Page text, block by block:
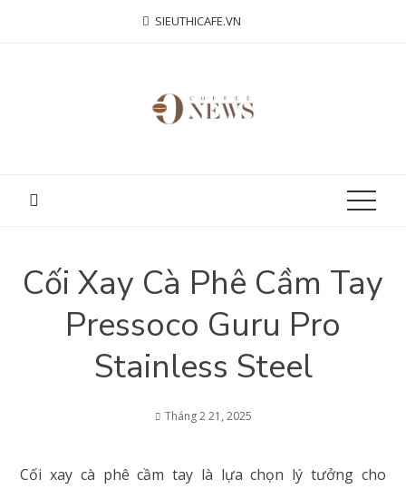
SIEUTHICAFE.VN
Cối Xay Cà Phê Cầm Tay
Pressoco Guru Pro
Stainless Steel
Tháng 2 21, 2025
Cối xay cà phê cầm tay là lựa chọn lý tưởng cho